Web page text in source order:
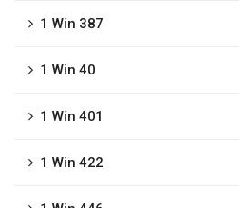
1 Win 387
1 Win 40
1 Win 401
1 Win 422